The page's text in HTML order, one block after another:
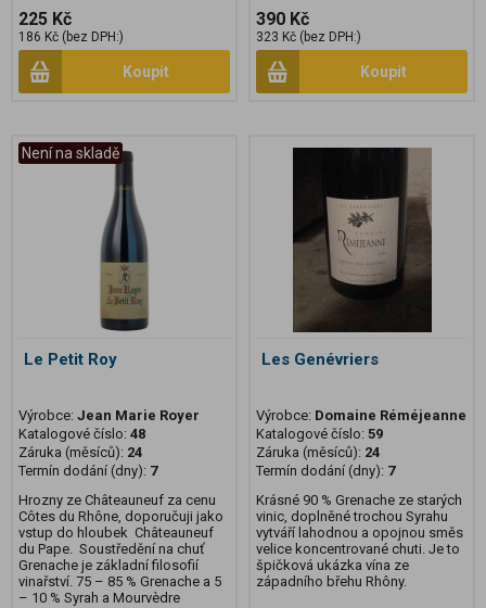
225 Kč
186 Kč (bez DPH:)
Koupit
390 Kč
323 Kč (bez DPH:)
Koupit
Není na skladě
Le Petit Roy
Výrobce: Jean Marie Royer
Katalogové číslo: 48
Záruka (měsíců): 24
Termín dodání (dny): 7
Hrozny ze Châteauneuf za cenu
Côtes du Rhône, doporučuji jako
vstup do hloubek Châteauneuf
du Pape. Soustředění na chuť
Grenache je základní filosofií
vinařství. 75 – 85 % Grenache a 5
– 10 % Syrah a Mourvèdre
Les Genévriers
Výrobce: Domaine Réméjeanne
Katalogové číslo: 59
Záruka (měsíců): 24
Termín dodání (dny): 7
Krásné 90 % Grenache ze starých
vinic, doplněné trochou Syrahu
vytváří lahodnou a opojnou směs
velice koncentrované chuti. Je to
špičková ukázka vína ze
západního břehu Rhôny.